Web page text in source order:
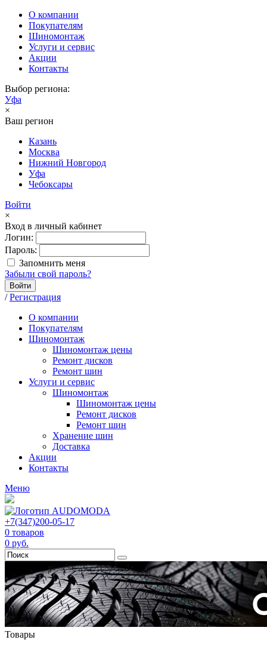
О компании
Покупателям
Шиномонтаж
Услуги и сервис
Акции
Контакты
Выбор региона:
Уфа
×
Ваш регион
Казань
Москва
Нижний Новгород
Уфа
Чебоксары
Войти
×
Вход в личный кабинет
Логин:
Пароль:
Запомнить меня
Забыли свой пароль?
Войти
/ Регистрация
О компании
Покупателям
Шиномонтаж
Шиномонтаж цены
Ремонт дисков
Ремонт шин
Услуги и сервис
Шиномонтаж
Шиномонтаж цены
Ремонт дисков
Ремонт шин
Хранение шин
Доставка
Акции
Контакты
Меню
+7(347)200-05-17
0 товаров
0 руб.
Товары